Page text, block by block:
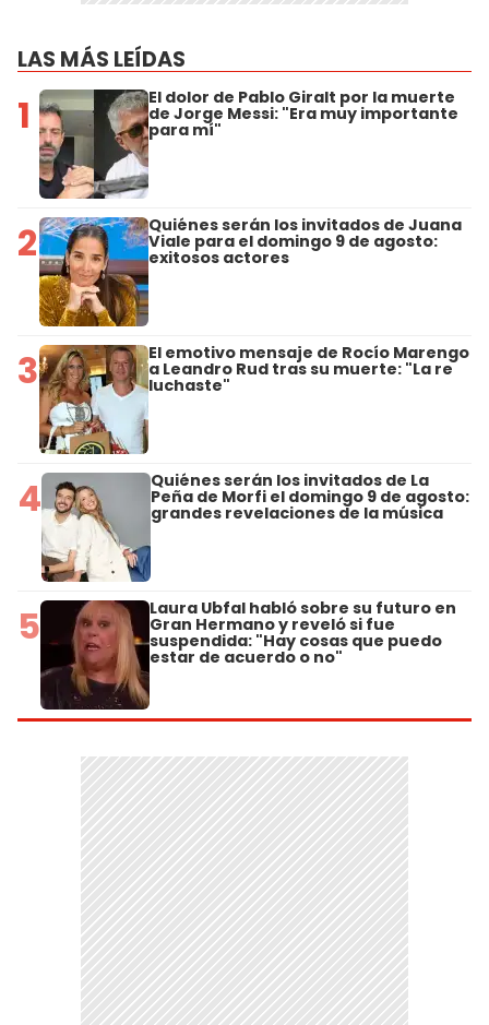
LAS MÁS LEÍDAS
1 El dolor de Pablo Giralt por la muerte
de Jorge Messi: "Era muy importante
para mí"
2 Quiénes serán los invitados de Juana
Viale para el domingo 9 de agosto:
exitosos actores
3 El emotivo mensaje de Rocío Marengo
a Leandro Rud tras su muerte: "La re
luchaste"
4 Quiénes serán los invitados de La
Peña de Morfi el domingo 9 de agosto:
grandes revelaciones de la música
5 Laura Ubfal habló sobre su futuro en
Gran Hermano y reveló si fue
suspendida: "Hay cosas que puedo
estar de acuerdo o no"